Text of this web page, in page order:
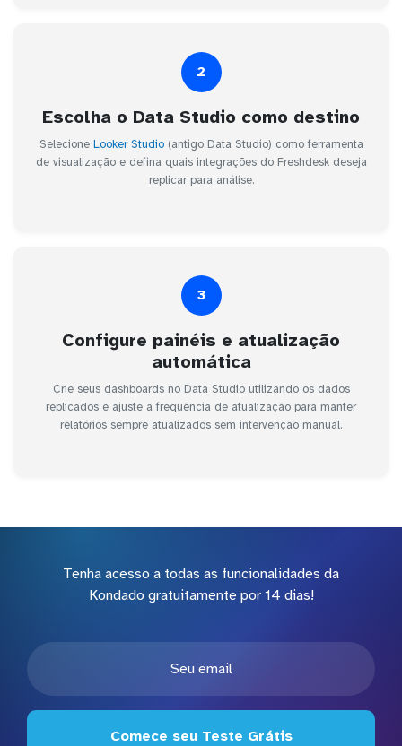
2
Escolha o Data Studio como destino
Selecione Looker Studio(antigo Data Studio) como ferramenta
de visualização e defina quais integrações do Freshdesk deseja
replicar para análise.
3
Configure painéis e atualização
automática
Crie seus dashboards no Data Studio utilizando os dados
replicados e ajuste a frequência de atualização para manter
relatórios sempre atualizados sem intervenção manual.
Tenha acesso a todas as funcionalidades da
Kondado gratuitamente por 14 dias!
Comece seu Teste Grátis